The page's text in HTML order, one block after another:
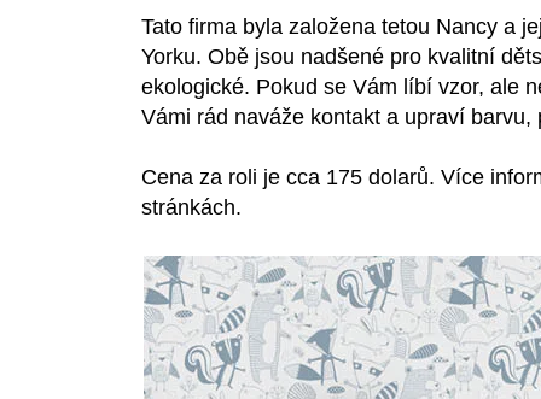
Tato firma byla založena tetou Nancy a
Yorku. Obě jsou nadšené pro kvalitní
ekologické. Pokud se Vám líbí vzor, ale
Vámi rád naváže kontakt a upraví barvu,
Cena za roli je cca 175 dolarů. Více
stránkách.